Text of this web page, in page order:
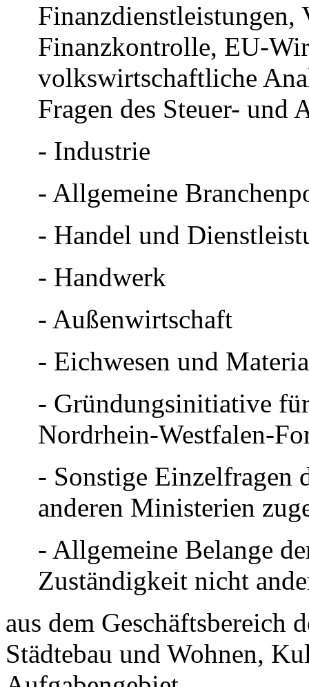
Finanzdienstleistungen,
Finanzkontrolle, EU-
volkswirtschaftliche
Fragen des Steuer- und
- Industrie
- Allgemeine
- Handel und
- Handwerk
- Außenwirtschaft
- Eichwesen und
- Gründungsinitiative
Nordrhein-Westfalen-
- Sonstige Einzelfragen
anderen Ministerien
- Allgemeine Belange
Zuständigkeit nicht
aus dem Geschäftsbereich
Städtebau und Wohnen,